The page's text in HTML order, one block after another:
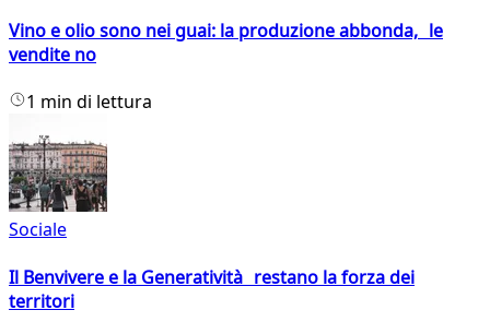
Vino e olio sono nei guai: la produzione abbonda, le
vendite no
1 min di lettura
Sociale
Il Benvivere e la Generatività restano la forza dei
territori